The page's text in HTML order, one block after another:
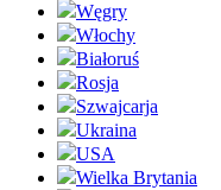
Węgry
Włochy
Białoruś
Rosja
Szwajcarja
Ukraina
USA
Wielka Brytania